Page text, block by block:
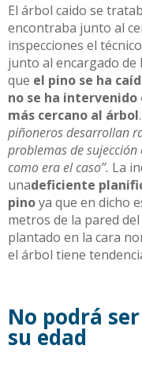
El árbol caido se
encontraba junto al
inspecciones el
junto al encargado
que el pino se ha
no se ha
más cercano al árbol
piñoneros desarrollan
problemas de
como era el caso”. La
unadeficiente
pinoya que en dicho
metros de la pared
plantado en la cara
el árbol tiene
No podrá
su edad